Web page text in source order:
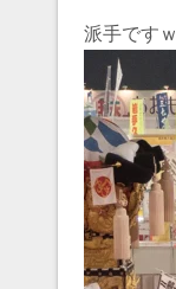
派手ですｗ